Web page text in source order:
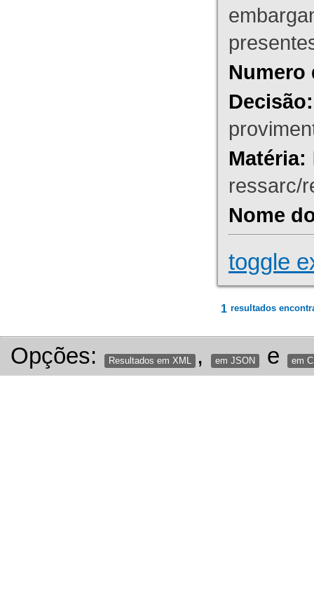
Numero
Decisão:
Matéria:
ressarc/
Nome
toggle
1 resultados
Opções: Resultados em XML , em JSON e em